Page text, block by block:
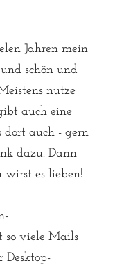
Jahren mein
schön und
nutze
auch eine
dort auch - gern
dazu. Dann
wirst es lieben!
so viele Mails
Desktop-